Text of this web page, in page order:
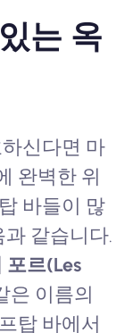
는 옥
신다면 마
완벽한 위
바들이 많
같습니다.
포르(Les
은 이름의
탑 바에서